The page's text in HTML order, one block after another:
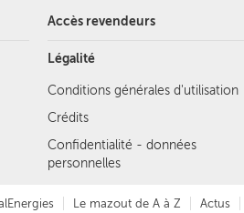
Accès revendeurs
Légalité
Conditions générales d'utilisation
Crédits
Confidentialité - données
personnelles
Le mazout de A à Z Actus